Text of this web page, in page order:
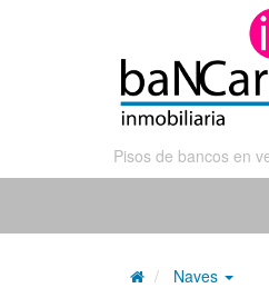
Pisos de bancos en
Naves